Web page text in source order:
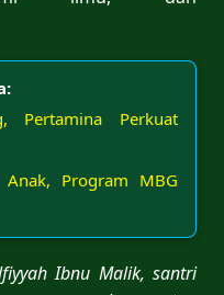
Pertamina Perkuat
Program MBG
Ibnu Malik, santri